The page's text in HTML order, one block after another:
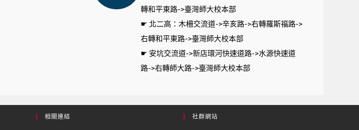
轉和平東路->臺灣師大校本部
☛ 北二高：木柵交流道->辛亥路->右轉羅斯福路->
右轉和平東路->臺灣師大校本部
☛ 安坑交流道->新店環河快速道路->水源快速道
路->右轉師大路->臺灣師大校本部​
相關連結 社群網站